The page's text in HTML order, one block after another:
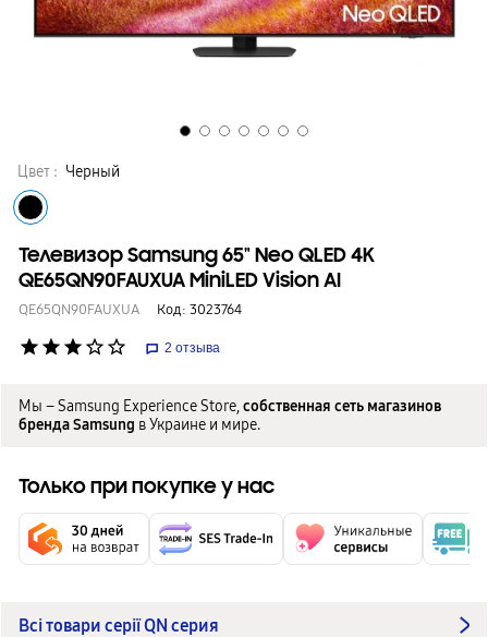
Цвет : Черный
Телевизор Samsung 65" Neo QLED 4K
QE65QN90FAUXUA MiniLED Vision AI
QE65QN90FAUXUA Код: 3023764
star star star star_border star_border 2 отзыва
Мы – Samsung Experience Store,собственная сеть магазинов
бренда Samsung в Украине и мире.
Только при покупке у нас
Всі товари серії QN серия